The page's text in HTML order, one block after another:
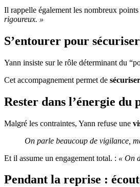
Il rappelle également les nombreux
rigoureux. »
S’entourer pour
Yann insiste sur le rôle déterminant du
Cet accompagnement permet de
Rester dans l’énergie du
Malgré les contraintes, Yann refuse une
On parle beaucoup de vigilance,
Et il assume un engagement total. : « On
Pendant la reprise :